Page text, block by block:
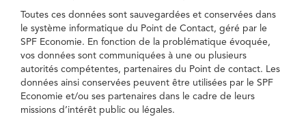
Toutes ces données sont sauvegardées et conservées dans
le système informatique du Point de Contact, géré par le
SPF Economie. En fonction de la problématique évoquée,
vos données sont communiquées à une ou plusieurs
autorités compétentes, partenaires du Point de contact. Les
données ainsi conservées peuvent être utilisées par le SPF
Economie et/ou ses partenaires dans le cadre de leurs
missions d’intérêt public ou légales.